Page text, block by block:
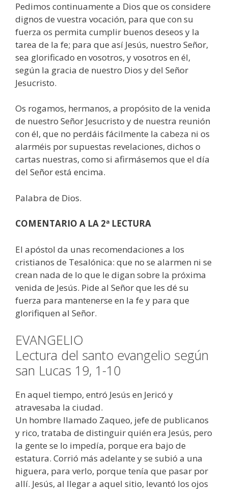
Pedimos continuamente a Dios que os considere
dignos de vuestra vocación, para que con su
fuerza os permita cumplir buenos deseos y la
tarea de la fe; para que así Jesús, nuestro Señor,
sea glorificado en vosotros, y vosotros en él,
según la gracia de nuestro Dios y del Señor
Jesucristo.
Os rogamos, hermanos, a propósito de la venida
de nuestro Señor Jesucristo y de nuestra reunión
con él, que no perdáis fácilmente la cabeza ni os
alarméis por supuestas revelaciones, dichos o
cartas nuestras, como si afirmásemos que el día
del Señor está encima.
Palabra de Dios.
COMENTARIO A LA 2ª LECTURA
El apóstol da unas recomendaciones a los
cristianos de Tesalónica: que no se alarmen ni se
crean nada de lo que le digan sobre la próxima
venida de Jesús. Pide al Señor que les dé su
fuerza para mantenerse en la fe y para que
glorifiquen al Señor.
EVANGELIO
Lectura del santo evangelio según
san Lucas 19, 1-10
En aquel tiempo, entró Jesús en Jericó y
atravesaba la ciudad.
Un hombre llamado Zaqueo, jefe de publicanos
y rico, trataba de distinguir quién era Jesús, pero
la gente se lo impedía, porque era bajo de
estatura. Corrió más adelante y se subió a una
higuera, para verlo, porque tenía que pasar por
allí. Jesús, al llegar a aquel sitio, levantó los ojos